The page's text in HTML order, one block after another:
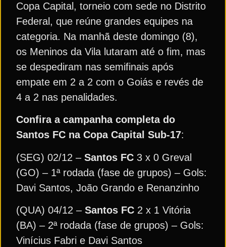
Copa Capital, torneio com sede no Distrito
Federal, que reúne grandes equipes na
categoria. Na manhã deste domingo (8),
os Meninos da Vila lutaram até o fim, mas
se despediram nas semifinais após
empate em 2 a 2 com o Goiás e revés de
4 a 2 nas penalidades.
Confira a campanha completa do
Santos FC na Copa Capital Sub-17:
(SEG) 02/12 – Santos FC 3 x 0 Greval
(GO) – 1ª rodada (fase de grupos) – Gols:
Davi Santos, João Grando e Renanzinho
(QUA) 04/12 – Santos FC 2 x 1 Vitória
(BA) – 2ª rodada (fase de grupos) – Gols:
Vinícius Fabri e Davi Santos